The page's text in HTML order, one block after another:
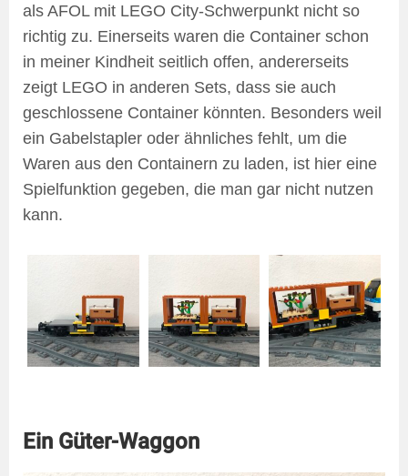
als AFOL mit LEGO City-Schwerpunkt nicht so
richtig zu. Einerseits waren die Container schon
in meiner Kindheit seitlich offen, andererseits
zeigt LEGO in anderen Sets, dass sie auch
geschlossene Container könnten. Besonders weil
ein Gabelstapler oder ähnliches fehlt, um die
Waren aus den Containern zu laden, ist hier eine
Spielfunktion gegeben, die man gar nicht nutzen
kann.
Ein Güter-Waggon